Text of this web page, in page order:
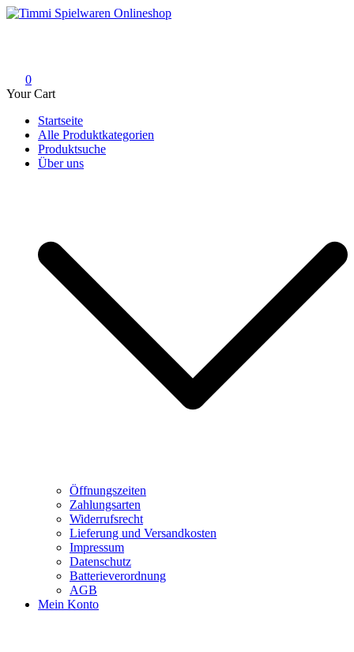
Skip
0
Your Cart
Startseite
Alle Produktkategorien
Produktsuche
Über uns
Öffnungszeiten
Zahlungsarten
Widerrufsrecht
Lieferung und Versandkosten
Impressum
Datenschutz
Batterieverordnung
AGB
Mein Konto